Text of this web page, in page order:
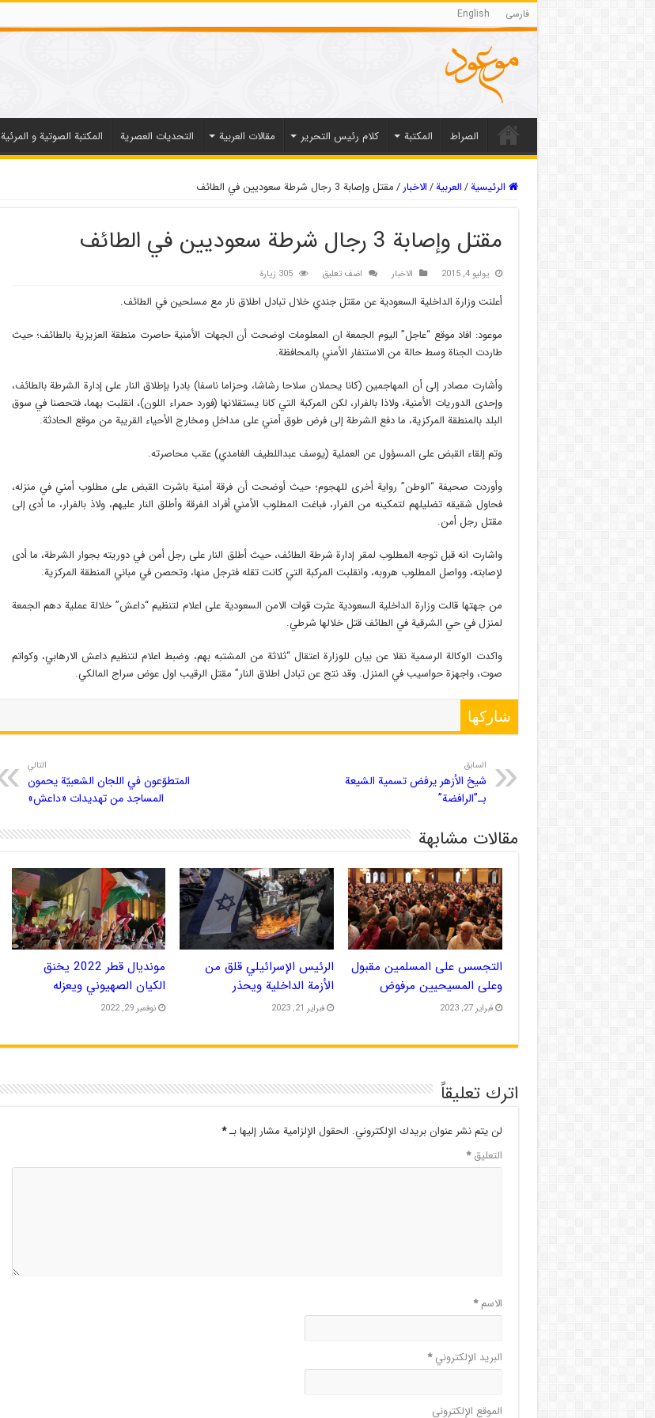
فارسی English
الصراط المکتبة كلام رئيس التحرير مقالات العربیة التحديات العصرية المكتبة الصوتية و المرئية
الرئيسية/العربیة/الاخبار /مقتل وإصابة 3 رجال شرطة سعوديين في الطائف
مقتل وإصابة 3 رجال شرطة سعوديين في الطائف
يوليو 4, 2015 الاخبار اضف تعليق 305 زيارة
أعلنت وزارة الداخلية السعودية عن مقتل جندي خلال تبادل اطلاق نار مع مسلحين في الطائف.
موعود: افاد موقع “عاجل” اليوم الجمعة ان المعلومات اوضحت أن الجهات الأمنية حاصرت منطقة العزيزية بالطائف؛ حيث
طاردت الجناة وسط حالة من الاستنفار الأمني بالمحافظة.
وأشارت مصادر إلى أن المهاجمين (كانا يحملان سلاحا رشاشا، وحزاما ناسفا) بادرا بإطلاق النار على إدارة الشرطة بالطائف،
وإحدى الدوريات الأمنية، ولاذا بالفرار، لكن المركبة التي كانا يستقلانها (فورد حمراء اللون)، انقلبت بهما، فتحصنا في سوق
البلد بالمنطقة المركزية، ما دفع الشرطة إلى فرض طوق أمني على مداخل ومخارج الأحياء القريبة من موقع الحادثة.
وتم إلقاء القبض على المسؤول عن العملية (يوسف عبداللطيف الغامدي) عقب محاصرته.
وأوردت صحيفة “الوطن” رواية أخرى للهجوم؛ حيث أوضحت أن فرقة أمنية باشرت القبض على مطلوب أمني في منزله،
فحاول شقيقه تضليلهم لتمكينه من الفرار، فباغت المطلوب اﻷمني أفراد الفرقة وأطلق النار عليهم، ولاذ بالفرار، ما أدى إلى
مقتل رجل أمن.
واشارت انه قبل توجه المطلوب لمقر إدارة شرطة الطائف، حيث أطلق النار على رجل أمن في دوريته بجوار الشرطة، ما أدى
لإصابته، وواصل المطلوب هروبه، وانقلبت المركبة التي كانت تقله فترجل منها، وتحصن في مباني المنطقة المركزية.
من جهتها قالت وزارة الداخلية السعودية عثرت قوات الامن السعودية على اعلام لتنظيم “داعش” خلالة عملية دهم الجمعة
لمنزل في حي الشرقية في الطائف قتل خلالها شرطي.
واكدت الوكالة الرسمية نقلا عن بيان للوزارة اعتقال “ثلاثة من المشتبه بهم، وضبط اعلام لتنظيم داعش الارهابي، وكواتم
صوت، واجهزة حواسيب في المنزل. وقد نتج عن تبادل اطلاق النار” مقتل الرقيب اول عوض سراج المالكي.
شاركها
السابق
شيخ الأزهر يرفض تسمية الشيعة
بـ”الرافضة”
التالي
المتطوّعون في اللجان الشعبيّة يحمون
المساجد من تهديدات «داعش»
مقالات مشابهة
التجسس على المسلمين مقبول
وعلى المسيحيين مرفوض
فبراير 27, 2023
الرئيس الإسرائيلي قلق من
الأزمة الداخلية ويحذر
فبراير 21, 2023
مونديال قطر 2022 يخنق
الكيان الصهيوني ويعزله
نوفمبر 29, 2022
اترك تعليقاً
لن يتم نشر عنوان بريدك الإلكتروني. الحقول الإلزامية مشار إليها بـ*
التعليق*
الاسم*
البريد الإلكتروني*
الموقع الإلكتروني